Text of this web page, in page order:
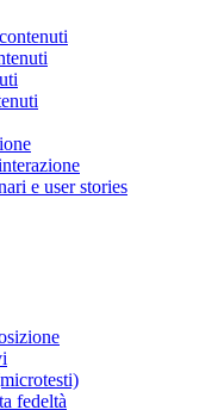
e user stories
fedeltà